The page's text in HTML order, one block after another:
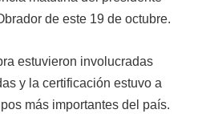
de este 19 de octubre.
estuvieron involucradas
y la certificación estuvo a
más importantes del país.